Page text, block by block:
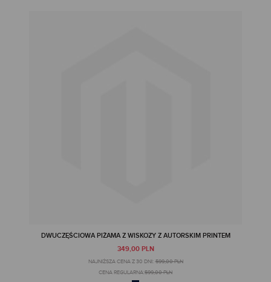
DWUCZĘŚCIOWA PIŻAMA Z WISKOZY Z AUTORSKIM PRINTEM
349,00 PLN
NAJNIŻSZA CENA Z 30 DNI: 599,00 PLN
CENA REGULARNA:599,00 PLN